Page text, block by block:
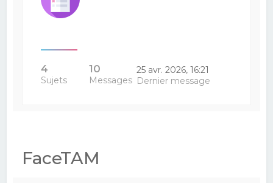
4
Sujets
10
Messages
25 avr. 2026, 16:21
Dernier message
FaceTAM